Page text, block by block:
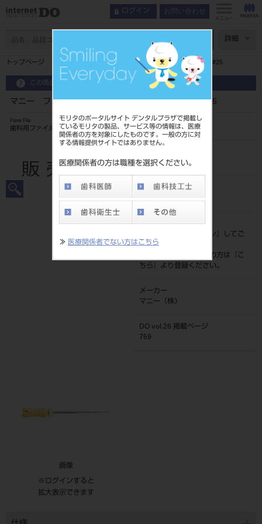
モリタのポータルサイト デンタルプラザで掲載し
ているモリタの製品、サービス等の情報は、医療
関係者の方を対象にしたものです。一般の方に対
する情報提供サイトではありません。
医療関係者の方は職種を選択ください。
≫ 医療関係者でない方はこちら
ログイン お問い合わせ
メニュー
詳細
トップページ マニー フレアーファイルNiTi 25mm 6本入 #25
この商品に関するお問い合わせ
マニー フレアーファイルNiTi 25mm 6本入 #25
Flare File
歯科用ファイル
20239011725
JAN/EANコード
標準価格
ログイン
』してご
覧ください。
ネット会員登録がまだの方は『
こ
ちら
』より登録ください。
メーカー
マニー（株）
DO vol.26 掲載ページ
759
画像
※ログインすると
拡大表示できます